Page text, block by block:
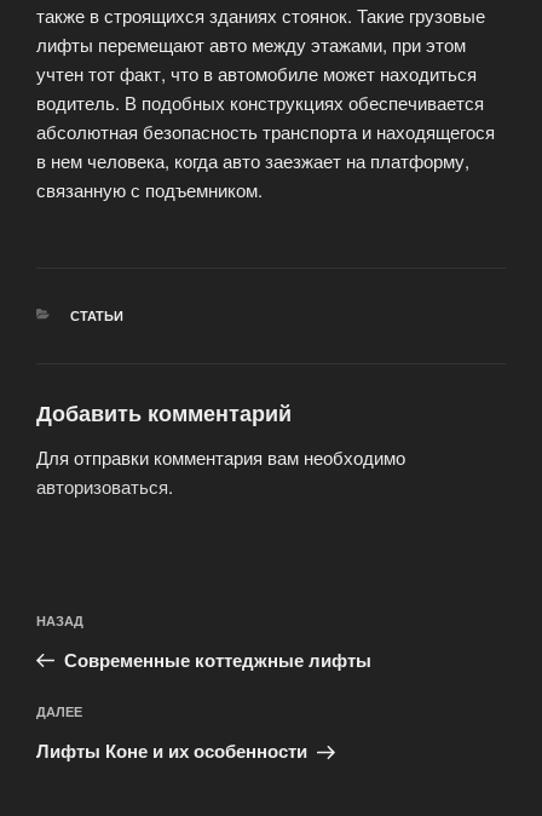
также в строящихся зданиях стоянок. Такие грузовые
лифты перемещают авто между этажами, при этом
учтен тот факт, что в автомобиле может находиться
водитель. В подобных конструкциях обеспечивается
абсолютная безопасность транспорта и находящегося
в нем человека, когда авто заезжает на платформу,
связанную с подъемником.
РУБРИКИ
СТАТЬИ
Добавить комментарий
Для отправки комментария вам необходимо
авторизоваться.
по
записям
Предыдущая
запись:
НАЗАД
Современные коттеджные лифты
Следующая
запись
ДАЛЕЕ
Лифты Коне и их особенности